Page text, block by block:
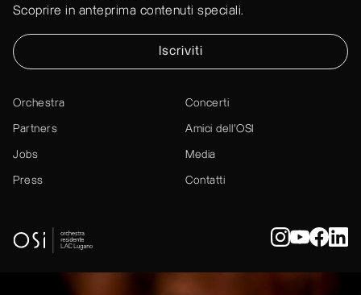
Scoprire in anteprima contenuti speciali.
Iscriviti
Orchestra Concerti
Partners Amici dell’OSI
Jobs Media
Press Contatti